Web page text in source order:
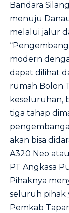
Bandara
menuju
melalui jalur
modern
dapat dilihat
rumah Bolon
keseluruhan,
tiga tahap
akan bisa
A320 Neo
PT Angkasa
Pihaknya
seluruh pihak
Pemkab